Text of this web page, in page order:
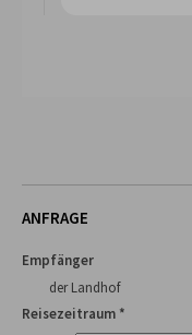
ANFRAGE
Empfänger
der Landhof
Reisezeitraum *